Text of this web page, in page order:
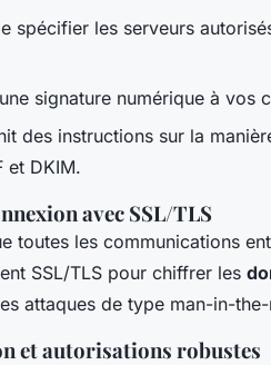
spécifier les serveurs
signature numérique à vos
des instructions sur la
et DKIM.
avec SSL/TLS
toutes les communications
SSL/TLS pour chiffrer les
attaques de type man-in-
et autorisations robustes